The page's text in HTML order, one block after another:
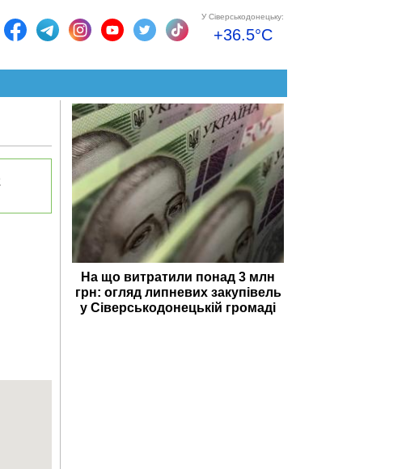
У Сіверськодонецьку:
+36.5°C
На що витратили понад 3 млн
грн: огляд липневих закупівель
у Сіверськодонецькій громаді